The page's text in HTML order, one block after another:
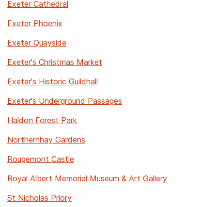
Exeter Cathedral
Exeter Phoenix
Exeter Quayside
Exeter's Christmas Market
Exeter's Historic Guildhall
Exeter's Underground Passages
Haldon Forest Park
Northernhay Gardens
Rougemont Castle
Royal Albert Memorial Museum & Art Gallery
St Nicholas Priory